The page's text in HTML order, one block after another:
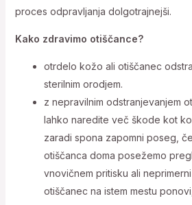
proces odpravljanja dolgotrajnejši.
Kako zdravimo otiščance?
otrdelo kožo ali otiščanec
sterilnim orodjem.
z nepravilnim odstranjevanjem
lahko naredite več škode kot
zaradi spona zapomni poseg,
otiščanca doma posežemo
vnovičnem pritisku ali
otiščanec na istem mestu